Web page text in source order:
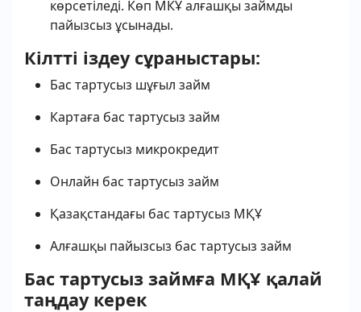
көрсетіледі. Көп МКҰ алғашқы займды
пайызсыз ұсынады.
Кілтті іздеу сұраныстары:
Бас тартусыз шұғыл займ
Картаға бас тартусыз займ
Бас тартусыз микрокредит
Онлайн бас тартусыз займ
Қазақстандағы бас тартусыз МҚҰ
Алғашқы пайызсыз бас тартусыз займ
Бас тартусыз займға МҚҰ қалай
таңдау керек